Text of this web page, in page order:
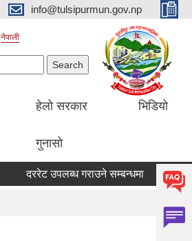
info@tulsipurmun.gov.np
नेपाली
हेलो सरकार
गुनासो
भिडियो
दररेट उपलब्ध गराउने सम्बन्धमा सरुवा